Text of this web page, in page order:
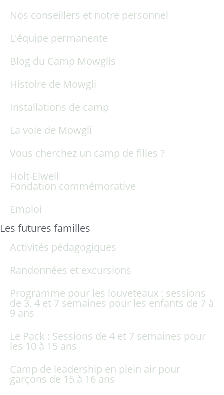
Nos conseillers et notre personnel
L'équipe permanente
Blog du Camp Mowglis
Histoire de Mowgli
Installations de camp
La voie de Mowgli
Vous cherchez un camp de filles ?
Holt-Elwell
Fondation commémorative
Emploi
Les futures familles
Activités pédagogiques
Randonnées et excursions
Programme pour les louveteaux : sessions
de 3, 4 et 7 semaines pour les enfants de 7 à
9 ans
Le Pack : Sessions de 4 et 7 semaines pour
les 10 à 15 ans
Camp de leadership en plein air pour
garçons de 15 à 16 ans